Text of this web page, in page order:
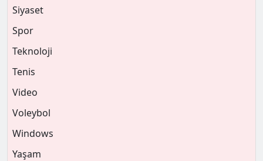
Siyaset
Spor
Teknoloji
Tenis
Video
Voleybol
Windows
Yaşam